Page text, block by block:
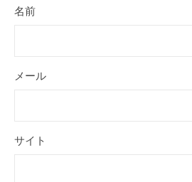
名前
メール
サイト